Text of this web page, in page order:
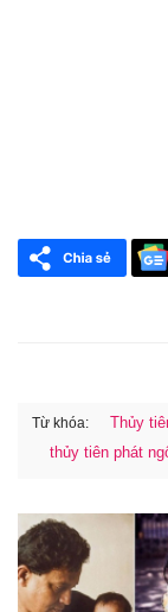
Từ khóa: Thủy
thủy tiên phát